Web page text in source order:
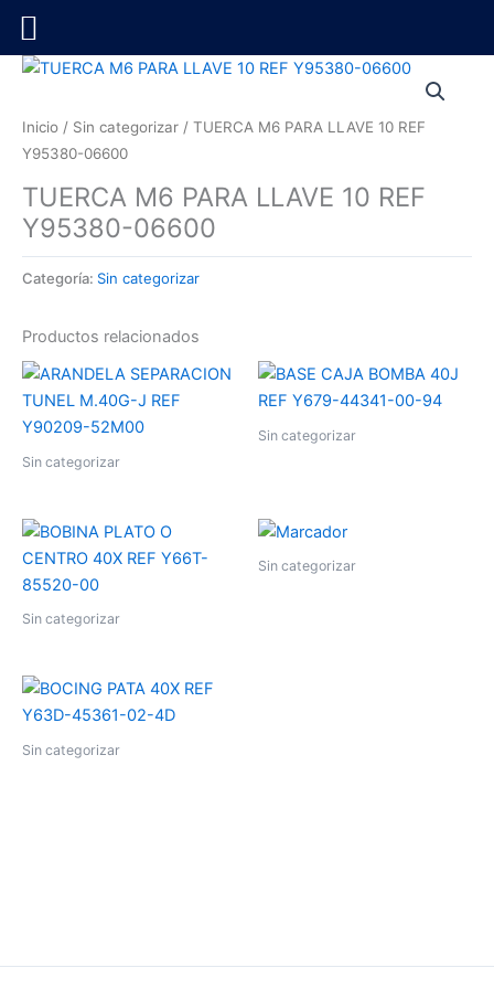
contenido
Inicio / Sin categorizar / TUERCA M6 PARA LLAVE 10 REF
Y95380-06600
TUERCA M6 PARA LLAVE 10 REF
Y95380-06600
Categoría: Sin categorizar
Productos relacionados
Sin categorizar
Sin categorizar
Sin categorizar
Sin categorizar
Sin categorizar